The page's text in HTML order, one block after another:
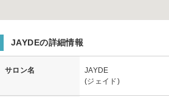
JAYDEの詳細情報
サロン名
JAYDE
(ジェイド)